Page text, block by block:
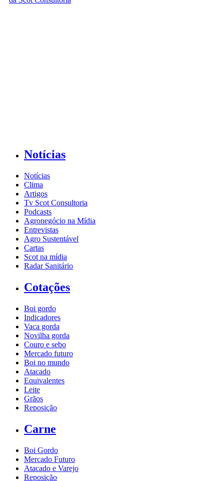
Notícias
Notícias
Clima
Artigos
Tv Scot Consultoria
Podcasts
Agronegócio na Mídia
Entrevistas
Agro Sustentável
Cartas
Scot na mídia
Radar Sanitário
Cotações
Boi gordo
Indicadores
Vaca gorda
Novilha gorda
Couro e sebo
Mercado futuro
Boi no mundo
Atacado
Equivalentes
Leite
Grãos
Reposição
Carne
Boi Gordo
Mercado Futuro
Atacado e Varejo
Reposição